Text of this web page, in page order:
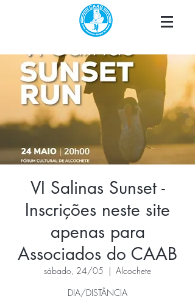
VI Salinas Sunset -
Inscrições neste site
apenas para
Associados do CAAB
sábado, 24/05
  |
Alcochete
DIA/DISTÂNCIA